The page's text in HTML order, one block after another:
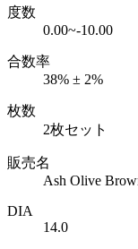
度数
0.00~-10.00
合数率
38% ± 2%
枚数
2枚セット
販売名
Ash Olive
DIA
14.0